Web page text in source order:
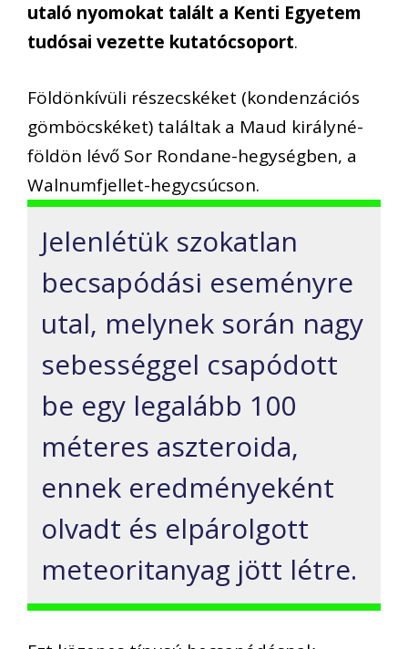
utaló nyomokat talált a Kenti Egyetem
tudósai vezette kutatócsoport.
Földönkívüli részecskéket (kondenzációs
gömböcskéket) találtak a Maud királyné-
földön lévő Sor Rondane-hegységben, a
Walnumfjellet-hegycsúcson.
Jelenlétük szokatlan
becsapódási eseményre
utal, melynek során nagy
sebességgel csapódott
be egy legalább 100
méteres aszteroida,
ennek eredményeként
olvadt és elpárolgott
meteoritanyag jött létre.